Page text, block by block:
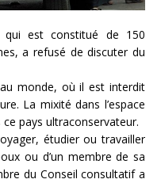
qui est constitué de 150
a refusé de discuter du
monde, où il est interdit
La mixité dans l’espace
pays ultraconservateur.
étudier ou travailler
ou d’un membre de sa
du Conseil consultatif a